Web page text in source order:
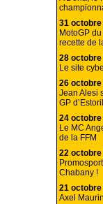
31 octobre
MotoGP
recette de
28 octobre
Le site
26 octobre
Jean Alesi
GP d’Estoril
24 octobre
Le MC
de la FFM
22 octobre
Chabany !
21 octobre
Axel